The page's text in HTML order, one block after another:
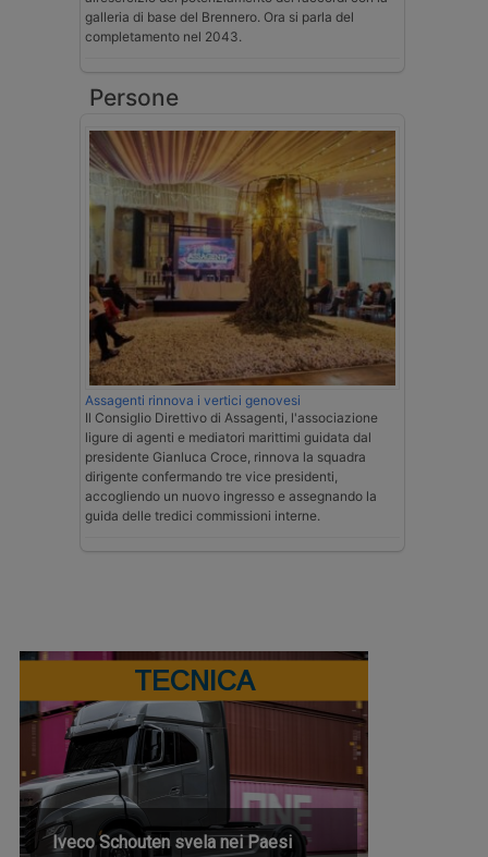
galleria di base del Brennero. Ora si parla del
completamento nel 2043.
Persone
Assagenti rinnova i vertici genovesi
Il Consiglio Direttivo di Assagenti, l'associazione
ligure di agenti e mediatori marittimi guidata dal
presidente Gianluca Croce, rinnova la squadra
dirigente confermando tre vice presidenti,
accogliendo un nuovo ingresso e assegnando la
guida delle tredici commissioni interne.
TECNICA
Iveco Schouten svela nei Paesi